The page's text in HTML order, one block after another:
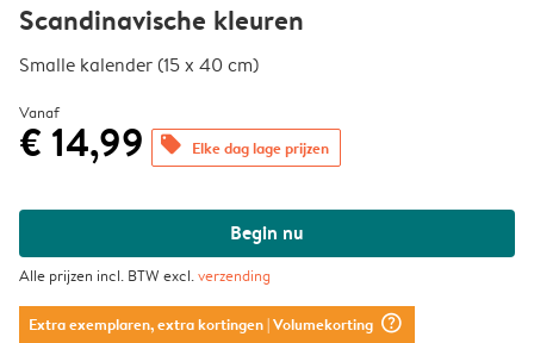
Scandinavische kleuren
Smalle kalender (15 x 40 cm)
Vanaf
€ 14,99 offers Elke dag lage prijzen
Begin nu
Alle prijzen incl. BTW excl.verzending
Extra exemplaren, extra kortingen| Volumekorting question_mark_circle